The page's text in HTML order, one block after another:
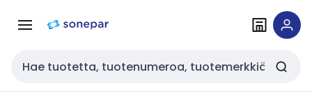
navigointiinsisältöön
Haku